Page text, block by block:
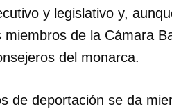
y legislativo y,
de la Cámara
del monarca.
de deportación se da